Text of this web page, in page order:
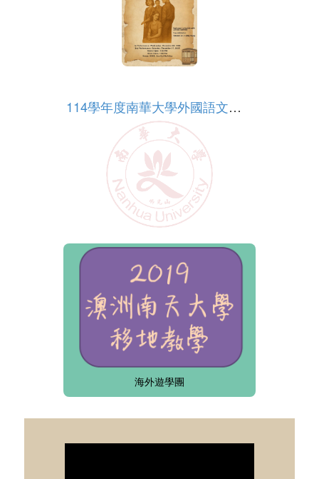
114學年度南華大學外國語文學系申請入學面試順序公告
More
海外遊學團